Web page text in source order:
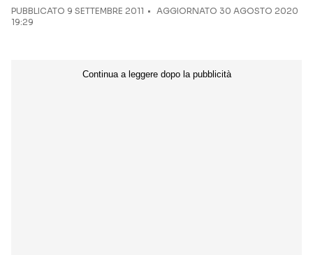
PUBBLICATO 9 SETTEMBRE 2011
AGGIORNATO 30 AGOSTO 2020
19:29